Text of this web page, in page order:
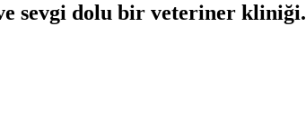
sevgi dolu bir veteriner kliniği.